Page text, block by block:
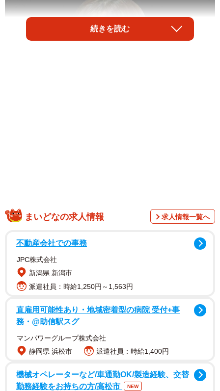
ともに、投稿したのは、萌歌さんの髪が、風に流れるよう
に真横へ大きく広がる写真。青みがかったトーンの中、ぼ
んやりとした都会の風景を背景にたたずむ萌歌さんの姿は
っています。
続きを読む
まいどなの求人情報 求人情報一覧へ
不動産会社での事務
JPC株式会社
新潟県 新潟市
派遣社員：時給1,250円～1,563円
直雇用可能性あり・地域密着型の病院 受付+事
務・@助信駅スグ
マンパワーグループ株式会社
静岡県 浜松市
派遣社員：時給1,400円
機械オペレーターなど/車通勤OK/製造経験、交替
勤務経験をお持ちの方/高松市
NEW